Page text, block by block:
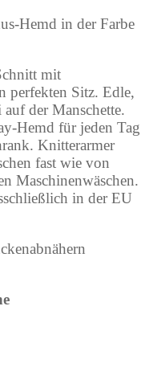
Hemd in der Farbe
mit
perfekten Sitz. Edle,
der Manschette.
Hemd für jeden Tag
Knitterarmer
fast wie von
Maschinenwäschen.
in der EU